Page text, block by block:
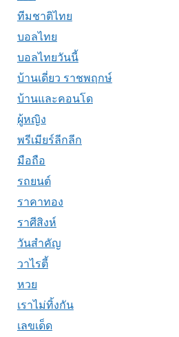
ทีมชาติไทย
บอลไทย
บอลไทยวันนี้
บ้านเดี่ยว ราชพฤกษ์
บ้านและคอนโด
ผู้หญิง
พรีเมียร์ลีกลีก
มือถือ
รถยนต์
ราคาทอง
ราศีสิงห์
วันสำคัญ
วาไรตี้
หวย
เราไม่ทิ้งกัน
เลขเด็ด